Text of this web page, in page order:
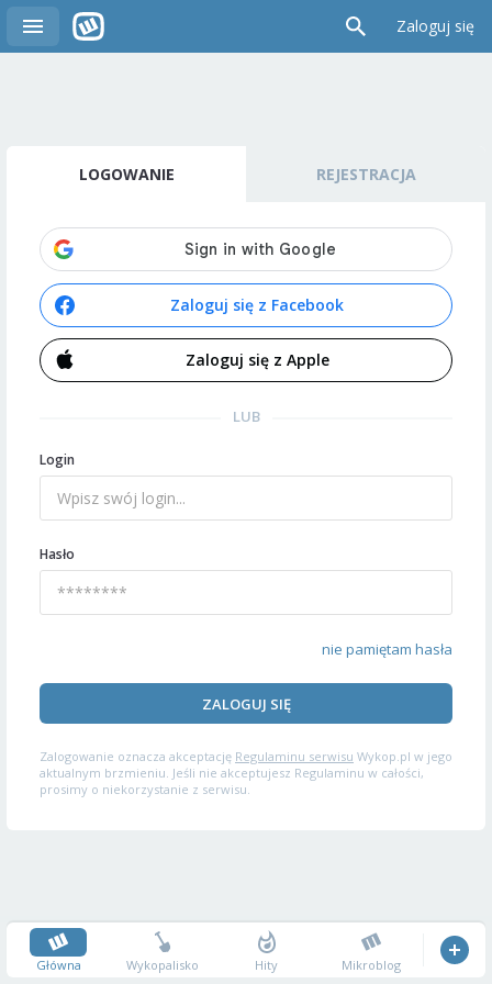
Zaloguj się
LOGOWANIE REJESTRACJA
Zaloguj się z Facebook
Zaloguj się z Apple
LUB
Login
Hasło
nie pamiętam hasła
ZALOGUJ SIĘ
Zalogowanie oznacza akceptację Regulaminu serwisu Wykop.pl w jego
aktualnym brzmieniu. Jeśli nie akceptujesz Regulaminu w całości,
prosimy o niekorzystanie z serwisu.
Główna Wykopalisko Hity Mikroblog